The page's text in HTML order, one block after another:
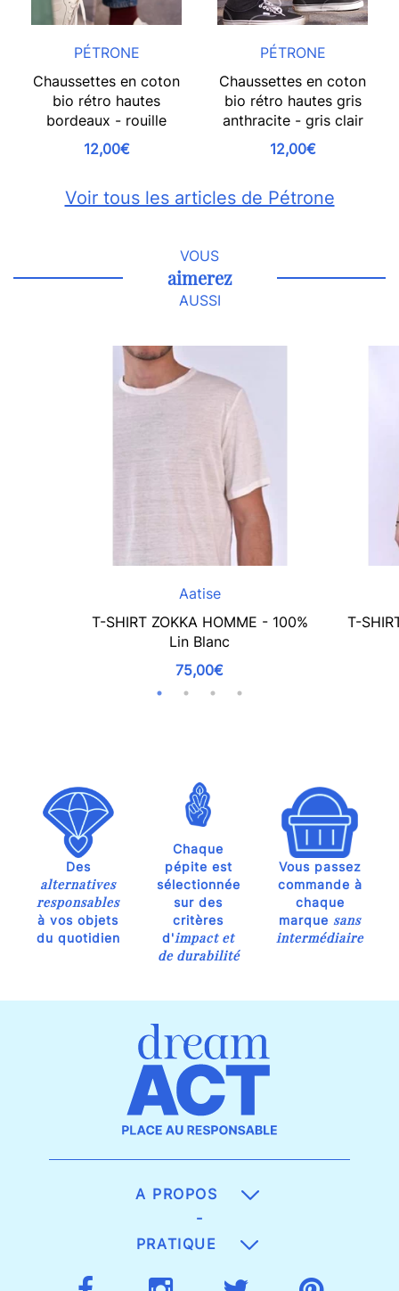
PÉTRONE
Chaussettes en coton
bio rétro hautes
bordeaux - rouille
12,00€
PÉTRONE
Chaussettes en coton
bio rétro hautes gris
anthracite - gris clair
12,00€
Voir tous les articles de Pétrone
VOUS
aimerez
AUSSI
Aatise
T-SHIRT ZOKKA HOMME - 100%
Lin Blanc
75,00€
T-
Des
alternatives
responsables
à vos objets
du quotidien
Chaque
pépite est
sélectionnée
sur des
critères
d'impact et
de durabilité
Vous passez
commande à
chaque
marque sans
intermédiaire
A PROPOS
-
PRATIQUE